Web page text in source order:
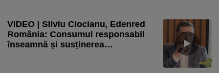
VIDEO | Silviu Ciocianu, Edenred
România: Consumul responsabil
înseamnă și susținerea